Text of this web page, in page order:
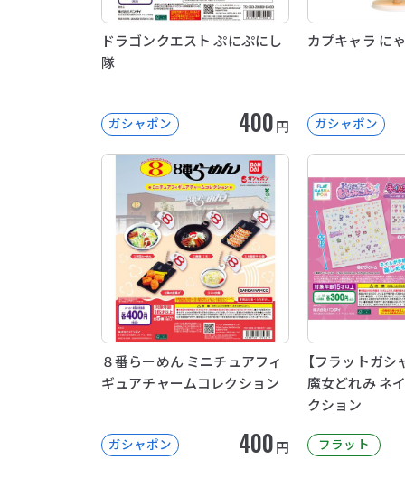
ドラゴンクエスト ぷにぷにし
隊
ガシャポン 400円
カプキャラ に
ガシャポン
８番らーめん ミニチュアフィ
ギュアチャームコレクション
ガシャポン 400円
【フラットガシ
魔女どれみ ネ
クション
フラット